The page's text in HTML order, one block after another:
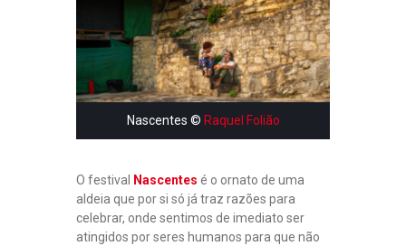
Nascentes © Raquel Folião
O festival Nascentes é o ornato de uma
aldeia que por si só já traz razões para
celebrar, onde sentimos de imediato ser
atingidos por seres humanos para que não